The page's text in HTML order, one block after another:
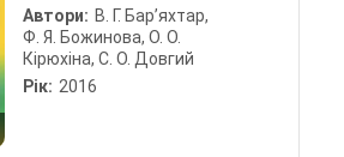
Автори: В. Г. Бар’яхтар,
Ф. Я. Божинова, О. О.
Кірюхіна, С. О. Довгий
Рік: 2016